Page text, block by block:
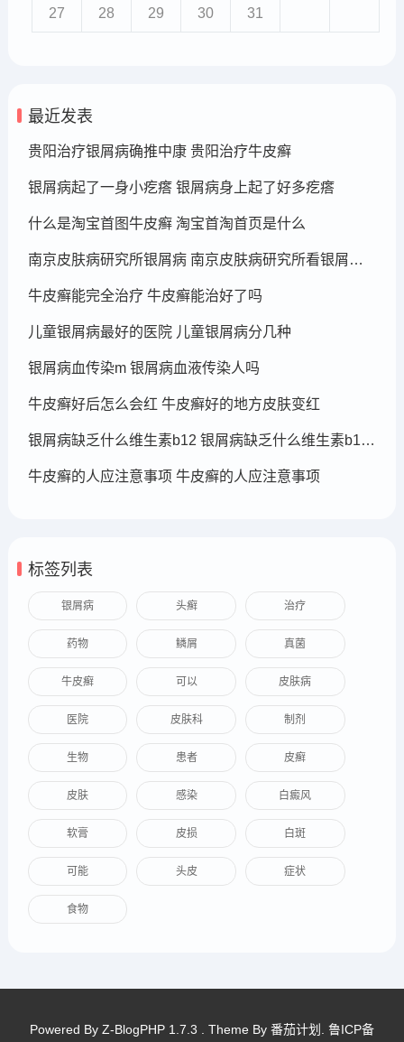
27 28 29 30 31
最近发表
贵阳治疗银屑病确推中康 贵阳治疗牛皮癣
银屑病起了一身小疙瘩 银屑病身上起了好多疙瘩
什么是淘宝首图牛皮癣 淘宝首淘首页是什么
南京皮肤病研究所银屑病 南京皮肤病研究所看银屑病哪个医生厉害
牛皮癣能完全治疗 牛皮癣能治好了吗
儿童银屑病最好的医院 儿童银屑病分几种
银屑病血传染m 银屑病血液传染人吗
牛皮癣好后怎么会红 牛皮癣好的地方皮肤变红
银屑病缺乏什么维生素b12 银屑病缺乏什么维生素b12可以补充
牛皮癣的人应注意事项 牛皮癣的人应注意事项
标签列表
银屑病 头癣 治疗
药物 鳞屑 真菌
牛皮癣 可以 皮肤病
医院 皮肤科 制剂
生物 患者 皮癣
皮肤 感染 白癜风
软膏 皮损 白斑
可能 头皮 症状
食物
Powered By Z-BlogPHP 1.7.3 . Theme By 番茄计划 鲁ICP备